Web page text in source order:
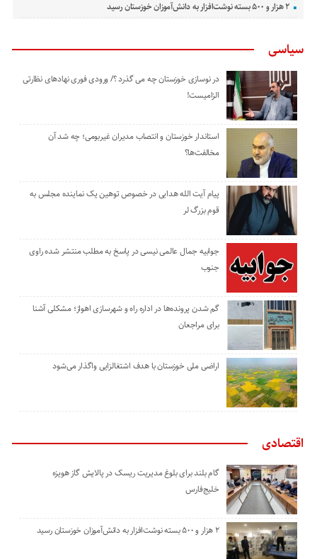
۲ هزار و ۵۰۰ بسته نوشت‌افزار به دانش‌آموزان خوزستان رسید
سیاسی
در نوسازی خوزستان چه می گذرد ؟/ ورودی فوری نهادهای نظارتی
الزامیست!
استاندار خوزستان و انتصاب مدیران غیربومی؛ چه شد آن
مخالفت‌ها؟
پیام آیت الله هدایی در خصوص توهین یک نماینده مجلس به
قوم بزرگ لر
جوابیه جمال عالمی نیسی در پاسخ به مطلب منتشر شده راوی
جنوب
گم شدن پرونده‌ها در اداره راه و شهرسازی اهواز؛ مشکلی آشنا
برای مراجعان
اراضی ملی خوزستان با هدف اشتغالزایی واگذار می‌شود
اقتصادی
گام بلند برای بلوغ مدیریت ریسک در پالایش گاز هویزه
خلیج‌فارس
۲ هزار و ۵۰۰ بسته نوشت‌افزار به دانش‌آموزان خوزستان رسید